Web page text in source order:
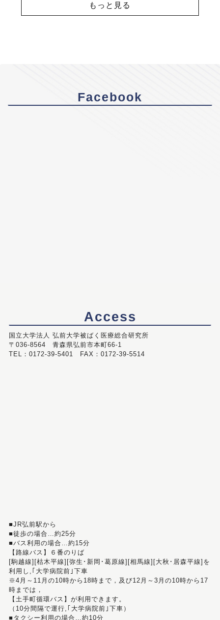
もっと見る
Facebook
Access
国立大学法人 弘前大学被ばく医療総合研究所
〒036-8564 青森県弘前市本町66-1
TEL：0172-39-5401 FAX：0172-39-5514
■JR弘前駅から
■徒歩の場合…約25分
■バス利用の場合…約15分
【路線バス】６番のりば
[駒越線][枯木平線][弥生･新岡･葛原線][相馬線][大秋･居森平線]を
利用し,｢大学病院前｣下車
※4月～11月の10時から18時まで，及び12月～3月の10時から17
時までは，
【土手町循環バス】が利用できます。
（10分間隔で運行,｢大学病院前｣下車）
■タクシー利用の場合…約10分